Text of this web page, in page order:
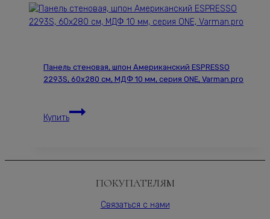
деревянный
однорядный
мм,
цвет
Varman.pro
Панель стеновая, шпон Американский ESPRESSO
2293S, 60х280 см, МДФ 10 мм, серия ONE, Varman.pro
Купить
Панель
стеновая,
ESPRESSO
60х280ПОКУПАТЕЛЯМ
Связаться с нами